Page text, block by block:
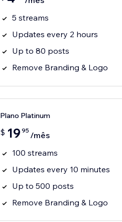
5 streams
Updates every 2 hours
Up to 80 posts
Remove Branding & Logo
Plano Platinum
$ 19 95 /mês
100 streams
Updates every 10 minutes
Up to 500 posts
Remove Branding & Logo